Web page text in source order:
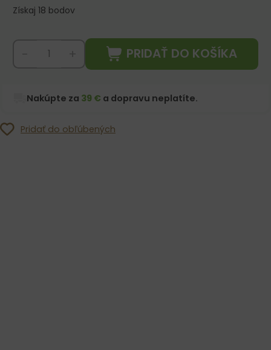
Získaj 18 bodov
PRIDAŤ DO KOŠÍKA
Nakúpte za 39 € a dopravu neplatíte.
Pridať do obľúbených